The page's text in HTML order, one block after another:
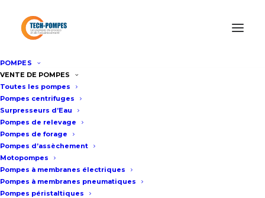
POMPES
VENTE DE POMPES
Toutes les pompes
Pompes centrifuges
Surpresseurs d’Eau
Pompes de relevage
Pompes de forage
Pompes d’assèchement
Motopompes
Pompes à membranes électriques
Pompes à membranes pneumatiques
Pompes péristaltiques
Accueil /Motopompe Thermique Gros Débit
diesel 600m3/h VAR 8
Motopompe diesel 600m3/h
VAR 8
Fiche technique